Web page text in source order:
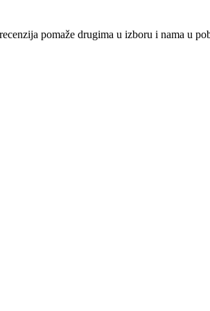
pomaže drugima u izboru i nama u